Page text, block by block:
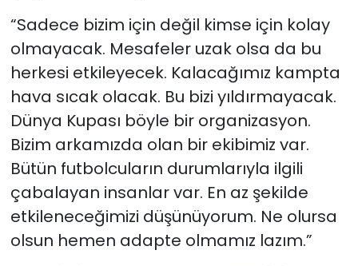
“Sadece bizim için değil kimse için kolay
olmayacak. Mesafeler uzak olsa da bu
herkesi etkileyecek. Kalacağımız kampta
hava sıcak olacak. Bu bizi yıldırmayacak.
Dünya Kupası böyle bir organizasyon.
Bizim arkamızda olan bir ekibimiz var.
Bütün futbolcuların durumlarıyla ilgili
çabalayan insanlar var. En az şekilde
etkileneceğimizi düşünüyorum. Ne olursa
olsun hemen adapte olmamız lazım.”